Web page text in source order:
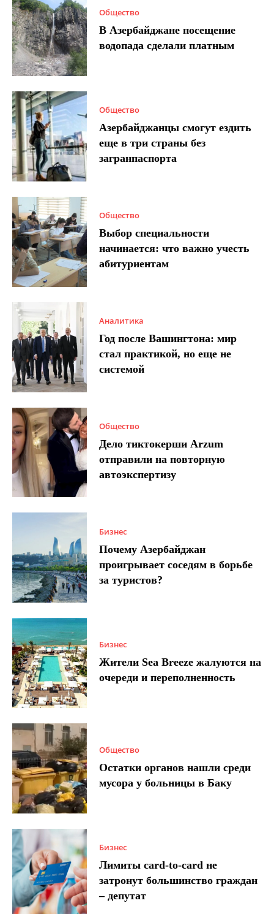
Общество
В Азербайджане посещение
водопада сделали платным
Общество
Азербайджанцы смогут ездить
еще в три страны без
загранпаспорта
Общество
Выбор специальности
начинается: что важно учесть
абитуриентам
Аналитика
Год после Вашингтона: мир
стал практикой, но еще не
системой
Общество
Дело тиктокерши Arzum
отправили на повторную
автоэкспертизу
Бизнес
Почему Азербайджан
проигрывает соседям в борьбе
за туристов?
Бизнес
Жители Sea Breeze жалуются на
очереди и переполненность
Общество
Остатки органов нашли среди
мусора у больницы в Баку
Бизнес
Лимиты card-to-card не
затронут большинство граждан
– депутат